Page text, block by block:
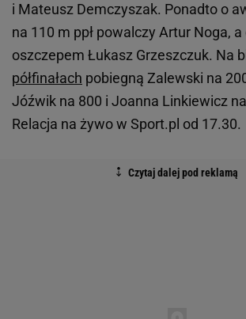
i Mateusz Demczyszak. Ponadto o
na 110 m ppł powalczy Artur Noga, a
oszczepem Łukasz Grzeszczuk. Na
półfinałach pobiegną Zalewski na
Jóźwik na 800 i Joanna Linkiewicz
Relacja na żywo w Sport.pl od 17.30.